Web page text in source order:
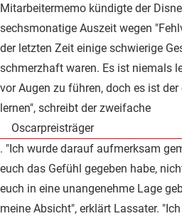
Mitarbeitermemo kündigte der
sechsmonatige Auszeit wegen
der letzten Zeit einige schwierige
schmerzhaft waren. Es ist niemals
vor Augen zu führen, doch es ist
lernen", schreibt der zweifache
Oscarpreisträger
. "Ich wurde darauf aufmerksam
euch das Gefühl gegeben habe,
euch in eine unangenehme Lage
meine Absicht", erklärt Lassater.